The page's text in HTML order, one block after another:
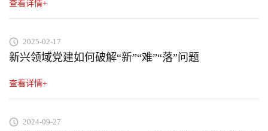
查看详情+
2025-02-17
新兴领域党建如何破解“新”“难”“落”问题
查看详情+
2024-09-27